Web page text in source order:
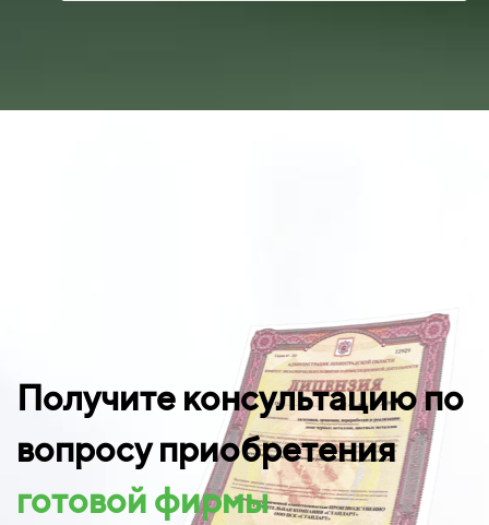
Получите консультацию по
вопросу приобретения
готовой фирмы